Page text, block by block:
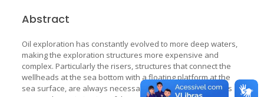
Abstract
Oil exploration has constantly evolved to more deep waters,
making the exploration structures more expensive and
complex. Particularly the risers, structures that connect the
wellheads at the sea bottom with a floating platform at the
sea surface, are always necessary and expensive. For this